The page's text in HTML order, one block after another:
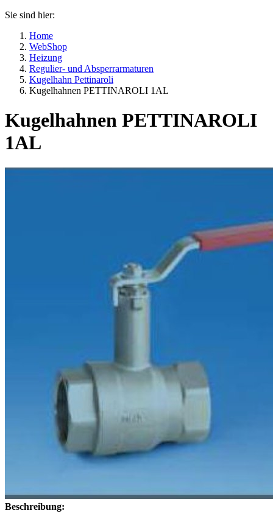
Sie sind hier:
Home
WebShop
Heizung
Regulier- und Absperrarmaturen
Kugelhahn Pettinaroli
Kugelhahnen PETTINAROLI 1AL
Kugelhahnen PETTINAROLI
1AL
Beschreibung: